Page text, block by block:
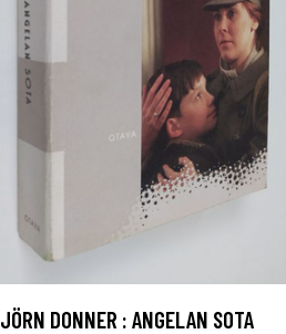
JÖRN DONNER : ANGELAN SOTA